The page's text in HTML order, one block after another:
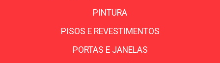
PINTURA
PISOS E REVESTIMENTOS
PORTAS E JANELAS